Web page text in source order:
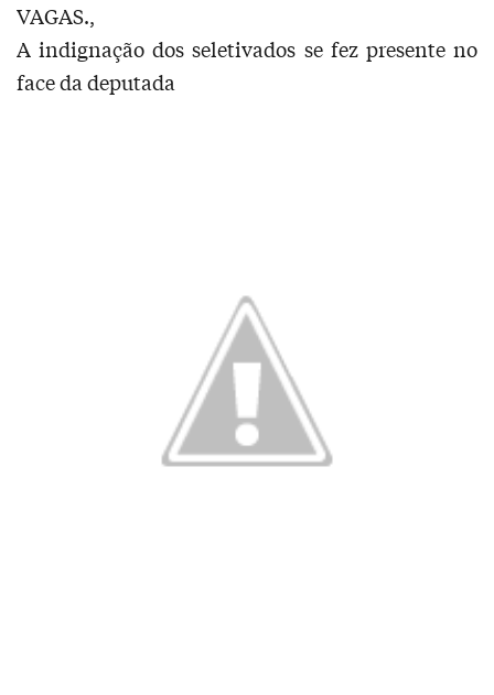
VAGAS.,
A indignação dos seletivados se fez presente no
face da deputada